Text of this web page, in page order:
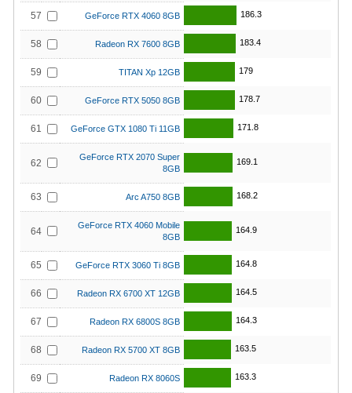
57 GeForce RTX 4060 8GB 186.3
58 Radeon RX 7600 8GB 183.4
59 TITAN Xp 12GB 179
60 GeForce RTX 5050 8GB 178.7
61 GeForce GTX 1080 Ti 11GB 171.8
62
GeForce RTX 2070 Super
8GB
169.1
63 Arc A750 8GB 168.2
64
GeForce RTX 4060 Mobile
8GB
164.9
65 GeForce RTX 3060 Ti 8GB 164.8
66 Radeon RX 6700 XT 12GB 164.5
67 Radeon RX 6800S 8GB 164.3
68 Radeon RX 5700 XT 8GB 163.5
69 Radeon RX 8060S 163.3